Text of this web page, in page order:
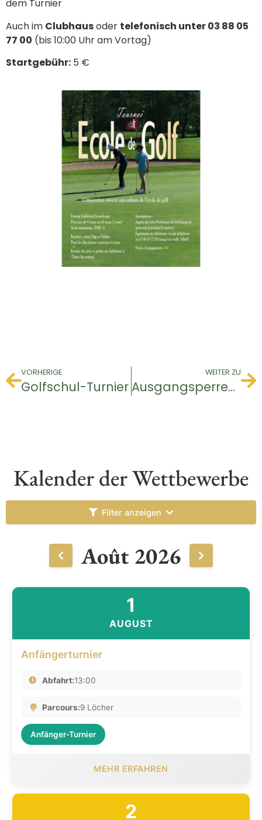
dem Turnier
Auch im Clubhausoder telefonisch unter 03 88 05
77 00 (bis 10:00 Uhr am Vortag)
Startgebühr: 5 €
VORHERIGE
Golfschul-Turnier
WEITER ZU
Ausgangsperren-Turnier
Kalender der Wettbewerbe
Filter anzeigen
Août 2026
1
AUGUST
Anfängerturnier
Abfahrt:13:00
Parcours:9 Löcher
Anfänger-Turnier
MEHR ERFAHREN
2